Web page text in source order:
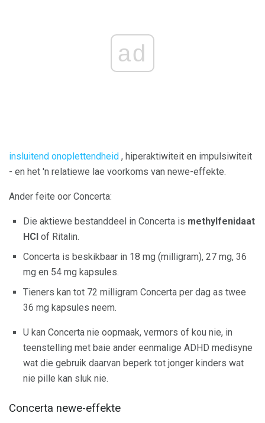
ad
insluitend onoplettendheid , hiperaktiwiteit en impulsiwiteit
- en het 'n relatiewe lae voorkoms van newe-effekte.
Ander feite oor Concerta:
Die aktiewe bestanddeel in Concerta is methylfenidaat
HCl of Ritalin.
Concerta is beskikbaar in 18 mg (milligram), 27 mg, 36
mg en 54 mg kapsules.
Tieners kan tot 72 milligram Concerta per dag as twee
36 mg kapsules neem.
U kan Concerta nie oopmaak, vermors of kou nie, in
teenstelling met baie ander eenmalige ADHD medisyne
wat die gebruik daarvan beperk tot jonger kinders wat
nie pille kan sluk nie.
Concerta newe-effekte